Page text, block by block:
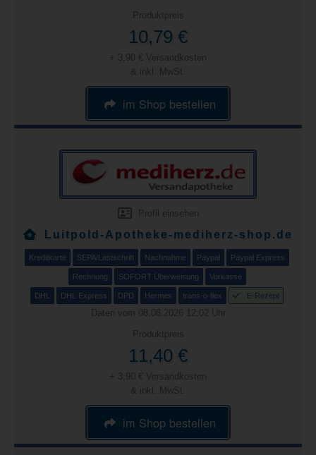
Produktpreis
10,79 €
+ 3,90 € Versandkosten
& inkl. MwSt.
im Shop bestellen
Profil einsehen
Luitpold-Apotheke-mediherz-shop.de
Kreditkarte SEPA/Lastschrift Nachnahme Paypal Paypal Express
Rechnung SOFORT Überweisung Vorkasse
DHL DHL Express DPD Hermes trans-o-flex E-Rezept
Daten vom 08.08.2026 12:02 Uhr
Produktpreis
11,40 €
+ 3,90 € Versandkosten
& inkl. MwSt.
im Shop bestellen